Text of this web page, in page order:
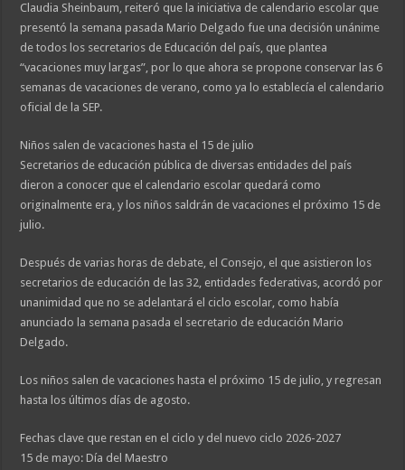
Claudia Sheinbaum, reiteró que la iniciativa de calendario escolar que
presentó la semana pasada Mario Delgado fue una decisión unánime
de todos los secretarios de Educación del país, que plantea
“vacaciones muy largas”, por lo que ahora se propone conservar las 6
semanas de vacaciones de verano, como ya lo establecía el calendario
oficial de la SEP.
Niños salen de vacaciones hasta el 15 de julio
Secretarios de educación pública de diversas entidades del país
dieron a conocer que el calendario escolar quedará como
originalmente era, y los niños saldrán de vacaciones el próximo 15 de
julio.
Después de varias horas de debate, el Consejo, el que asistieron los
secretarios de educación de las 32, entidades federativas, acordó por
unanimidad que no se adelantará el ciclo escolar, como había
anunciado la semana pasada el secretario de educación Mario
Delgado.
Los niños salen de vacaciones hasta el próximo 15 de julio, y regresan
hasta los últimos días de agosto.
Fechas clave que restan en el ciclo y del nuevo ciclo 2026-2027
15 de mayo: Día del Maestro